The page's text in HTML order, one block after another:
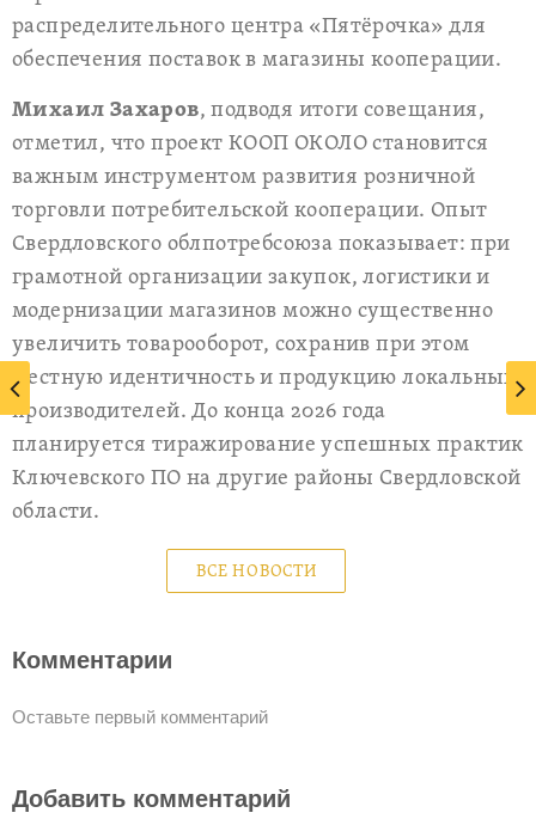
распределительного центра «Пятёрочка» для
обеспечения поставок в магазины кооперации.
Михаил Захаров, подводя итоги совещания,
отметил, что проект КООП ОКОЛО становится
важным инструментом развития розничной
торговли потребительской кооперации. Опыт
Свердловского облпотребсоюза показывает: при
грамотной организации закупок, логистики и
модернизации магазинов можно существенно
увеличить товарооборот, сохранив при этом
местную идентичность и продукцию локальных
производителей. До конца 2026 года
планируется тиражирование успешных практик
Ключевского ПО на другие районы Свердловской
области.
ВСЕ НОВОСТИ
Комментарии
Оставьте первый комментарий
Добавить комментарий